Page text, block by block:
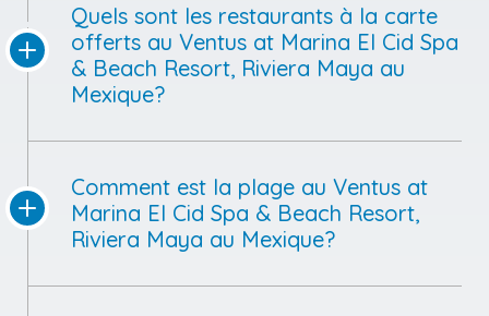
Quels sont les restaurants à la carte
offerts au Ventus at Marina El Cid Spa
& Beach Resort, Riviera Maya au
Mexique?
Comment est la plage au Ventus at
Marina El Cid Spa & Beach Resort,
Riviera Maya au Mexique?